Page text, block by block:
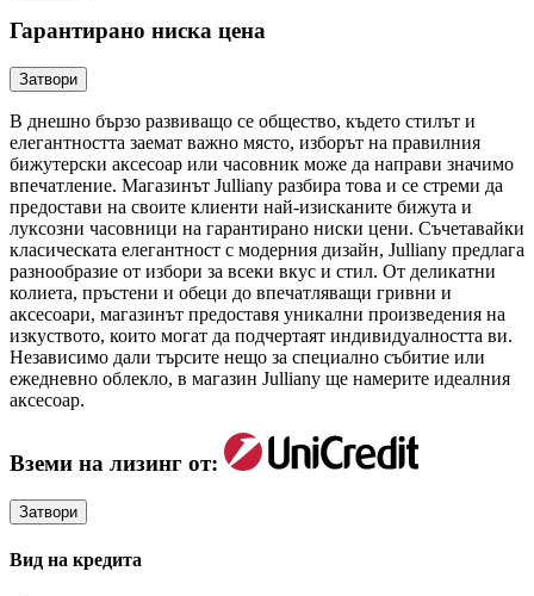
Гарантирано ниска цена
Затвори
В днешно бързо развиващо се общество, където стилът и
елегантността заемат важно място, изборът на правилния
бижутерски аксесоар или часовник може да направи значимо
впечатление. Магазинът Julliany разбира това и се стреми да
предостави на своите клиенти най-изисканите бижута и
луксозни часовници на гарантирано ниски цени. Съчетавайки
класическата елегантност с модерния дизайн, Julliany предлага
разнообразие от избори за всеки вкус и стил. От деликатни
колиета, пръстени и обеци до впечатляващи гривни и
аксесоари, магазинът предоставя уникални произведения на
изкуството, които могат да подчертаят индивидуалността ви.
Независимо дали търсите нещо за специално събитие или
ежедневно облекло, в магазин Julliany ще намерите идеалния
аксесоар.
Вземи на лизинг от:
Затвори
Вид на кредита